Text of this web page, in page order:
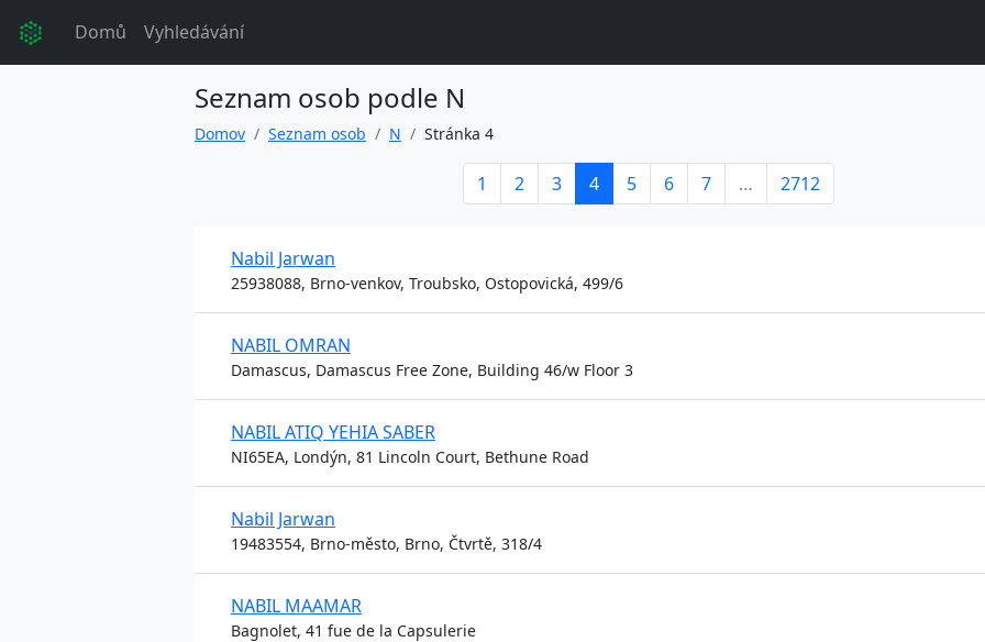
Domů Vyhledávání
Seznam osob podle N
Domov Seznam osob N Stránka 4
1 2 3 4 5 6 7 … 2712
Nabil Jarwan
25938088, Brno-venkov, Troubsko, Ostopovická, 499/6
NABIL OMRAN
Damascus, Damascus Free Zone, Building 46/w Floor 3
NABIL ATIQ YEHIA SABER
NI65EA, Londýn, 81 Lincoln Court, Bethune Road
Nabil Jarwan
19483554, Brno-město, Brno, Čtvrtě, 318/4
NABIL MAAMAR
Bagnolet, 41 fue de la Capsulerie